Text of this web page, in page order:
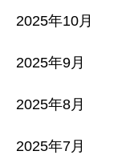
2025年10月
2025年9月
2025年8月
2025年7月